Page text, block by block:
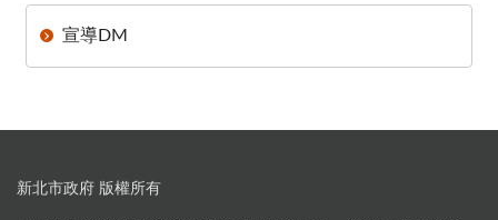
宣導DM
新北市政府 版權所有